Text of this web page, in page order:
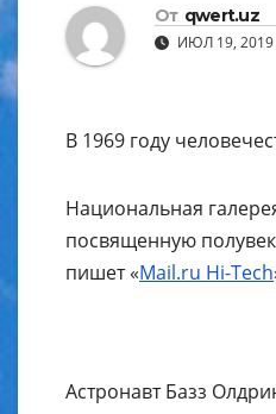
От qwert.uz
ИЮЛ 19, 2019
В 1969 году
Национальная
посвященную
пишет «Mail.ru Hi-Tech
Астронавт Базз